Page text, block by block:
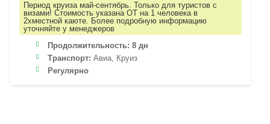
Период круиза май-сентябрь. Только для туристов с
визами! Стоимость указана ОТ на 1 человека в
2хместной каюте. Более подробную информацию
уточняйте у менеджеров
Продолжительность: 8 дн
Транспорт: Авиа, Круиз
Регулярно